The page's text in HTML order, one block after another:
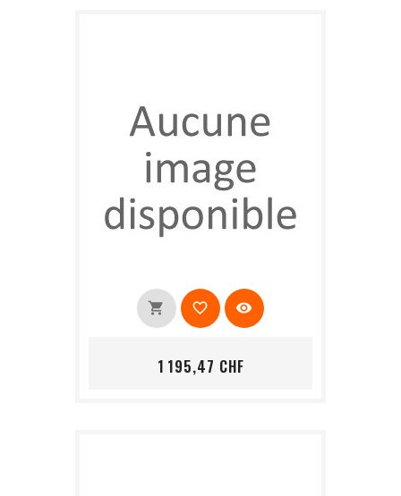
shopping_cart favorite_border visibility
1 195,47 CHFPrix